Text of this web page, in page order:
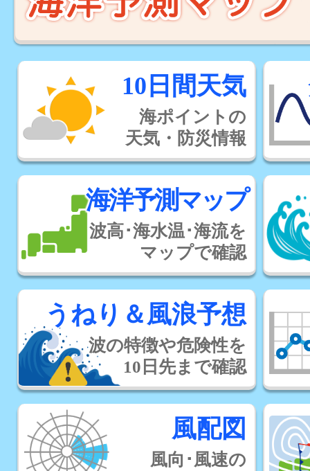
10日間天気
海ポイントの
天気・防災情報
海洋予測マップ
波高･海水温･海流を
マップで確認
うねり＆風浪予想
波の特徴や危険性を
10日先まで確認
風配図
風向･風速の